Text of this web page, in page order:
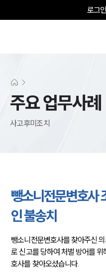
로그인
주요 업무사례
사고후미조치
뺑소니전문변호사
인 불송치
뺑소니전문변호사를 찾아주신
로 신고를 당하여 처벌 방어를
호사를 찾아오셨습니다.